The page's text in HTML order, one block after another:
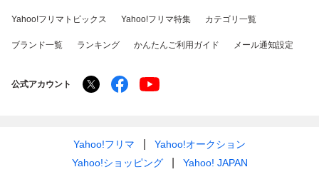
Yahoo!フリマトピックス Yahoo!フリマ特集 カテゴリ一覧
ブランド一覧 ランキング かんたんご利用ガイド メール通知設定
公式アカウント
Yahoo!フリマ
Yahoo!オークション
Yahoo!ショッピング
Yahoo! JAPAN